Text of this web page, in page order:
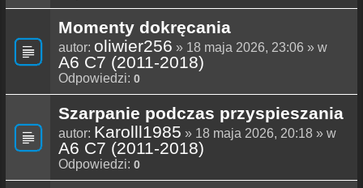
Momenty dokręcania
autor: oliwier256 » 18 maja 2026, 23:06 » w
A6 C7 (2011-2018)
Odpowiedzi: 0
Szarpanie podczas przyspieszania
autor: Karolll1985 » 18 maja 2026, 20:18 » w
A6 C7 (2011-2018)
Odpowiedzi: 0